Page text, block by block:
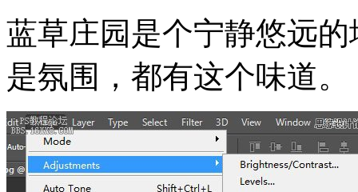
蓝草庄园是个宁静悠远
是氛围，都有这个味道。